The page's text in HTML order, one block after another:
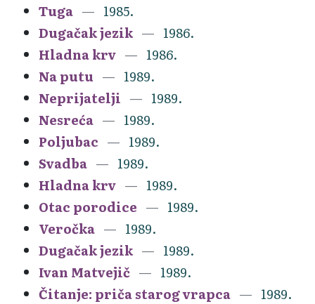
Tuga
1985.
Dugačak jezik
1986.
Hladna krv
1986.
Na putu
1989.
Neprijatelji
1989.
Nesreća
1989.
Poljubac
1989.
Svadba
1989.
Hladna krv
1989.
Otac porodice
1989.
Veročka
1989.
Dugačak jezik
1989.
Ivan Matvejič
1989.
Čitanje: priča starog vrapca
1989.